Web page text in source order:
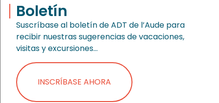
Boletín
Suscríbase al boletín de ADT de l’Aude para
recibir nuestras sugerencias de vacaciones,
visitas y excursiones…
INSCRÍBASE AHORA